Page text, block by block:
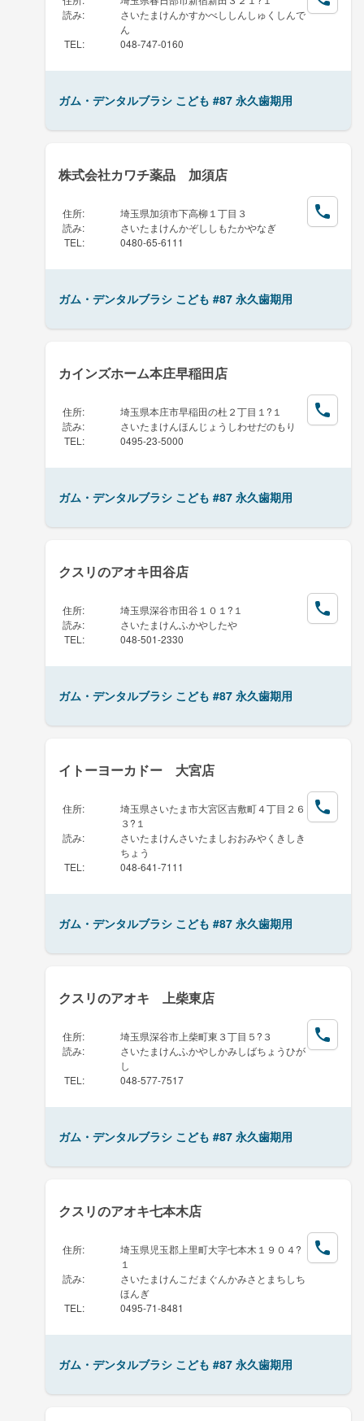
読み:
さいたまけんかすかべししんしゅくしんで
ん
TEL : 048-747-0160
ガム・デンタルブラシ こども #87 永久歯期用
株式会社カワチ薬品 加須店
住所:
埼玉県加須市下高柳１丁目３
読み:
さいたまけんかぞししもたかやなぎ
TEL : 0480-65-6111
ガム・デンタルブラシ こども #87 永久歯期用
カインズホーム本庄早稲田店
住所:
埼玉県本庄市早稲田の杜２丁目１?１
読み:
さいたまけんほんじょうしわせだのもり
TEL : 0495-23-5000
ガム・デンタルブラシ こども #87 永久歯期用
クスリのアオキ田谷店
住所:
埼玉県深谷市田谷１０１?１
読み:
さいたまけんふかやしたや
TEL : 048-501-2330
ガム・デンタルブラシ こども #87 永久歯期用
イトーヨーカドー 大宮店
住所:
埼玉県さいたま市大宮区吉敷町４丁目２６
３?１
読み:
さいたまけんさいたましおおみやくきしき
ちょう
TEL : 048-641-7111
ガム・デンタルブラシ こども #87 永久歯期用
クスリのアオキ 上柴東店
住所:
埼玉県深谷市上柴町東３丁目５?３
読み:
さいたまけんふかやしかみしばちょうひが
し
TEL : 048-577-7517
ガム・デンタルブラシ こども #87 永久歯期用
クスリのアオキ七本木店
住所:
埼玉県児玉郡上里町大字七本木１９０４?
１
読み:
さいたまけんこだまぐんかみさとまちしち
ほんぎ
TEL : 0495-71-8481
ガム・デンタルブラシ こども #87 永久歯期用